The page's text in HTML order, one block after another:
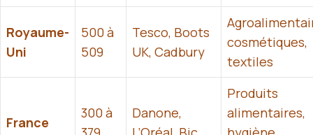
Royaume-
Uni
500 à
509
Tesco, Boots
UK, Cadbury
cosmétiques,
textiles
France
300 à
Danone,
Produits
alimentaires,